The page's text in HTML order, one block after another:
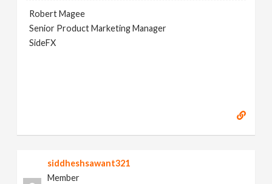
Robert Magee
Senior Product Marketing Manager
SideFX
siddheshsawant321
Member